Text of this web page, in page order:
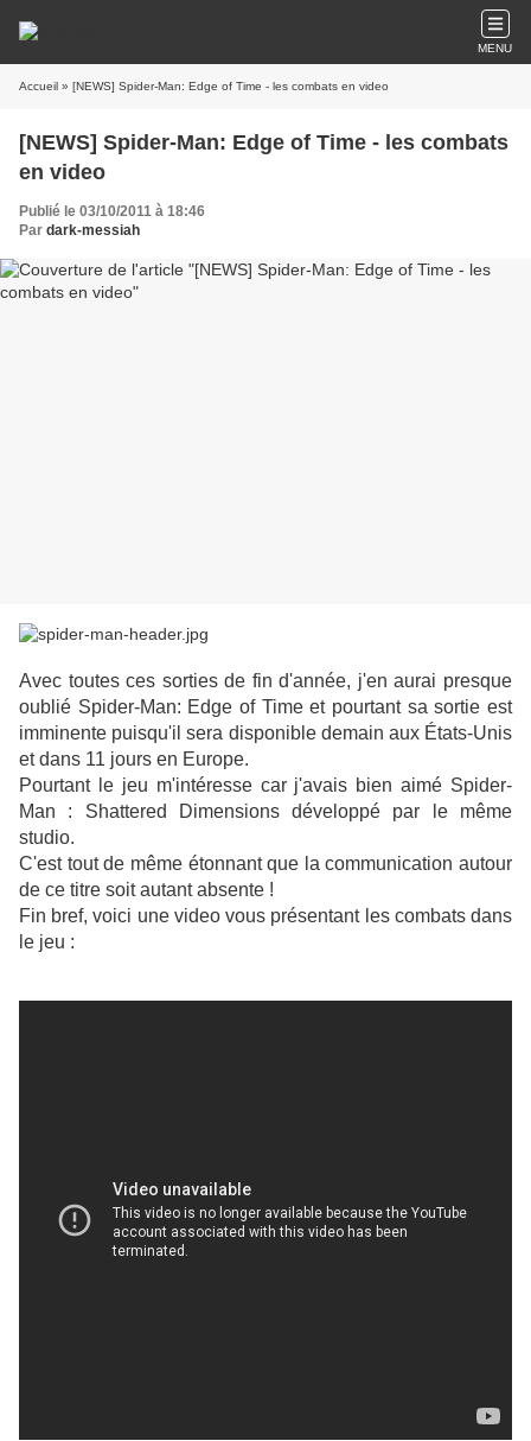
MENU
Accueil » [NEWS] Spider-Man: Edge of Time - les combats en video
[NEWS] Spider-Man: Edge of Time - les combats
en video
Publié le 03/10/2011 à 18:46
Par dark-messiah
Avec toutes ces sorties de fin d'année, j'en aurai presque
oublié Spider-Man: Edge of Time et pourtant sa sortie est
imminente puisqu'il sera disponible demain aux États-Unis
et dans 11 jours en Europe.
Pourtant le jeu m'intéresse car j'avais bien aimé Spider-
Man : Shattered Dimensions développé par le même
studio.
C'est tout de même étonnant que la communication autour
de ce titre soit autant absente !
Fin bref, voici une video vous présentant les combats dans
le jeu :